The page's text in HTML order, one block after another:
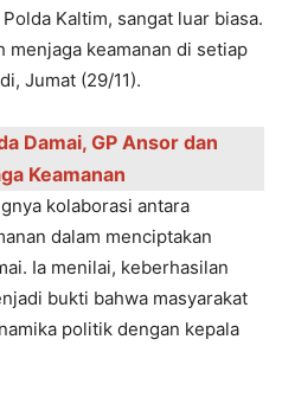
Kaltim, sangat luar biasa.
keamanan di setiap
Jumat (29/11).
Damai, GP Ansor dan
Keamanan
kolaborasi antara
dalam menciptakan
Ia menilai, keberhasilan
bukti bahwa masyarakat
politik dengan kepala